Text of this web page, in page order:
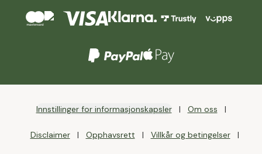
Innstillinger for informasjonskapsler Om oss
Disclaimer Opphavsrett Villkår og betingelser